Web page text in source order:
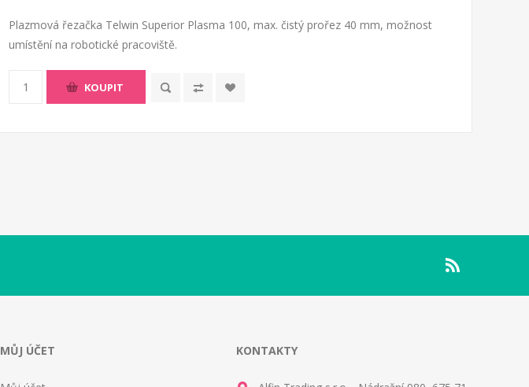
Plazmová řezačka Telwin Superior Plasma 100, max. čistý prořez 40 mm, možnost
umístění na robotické pracoviště.
KOUPIT
MŮJ ÚČET KONTAKTY